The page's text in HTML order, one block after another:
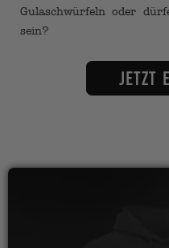
Gulaschwürfeln oder
sein?
Jetzt